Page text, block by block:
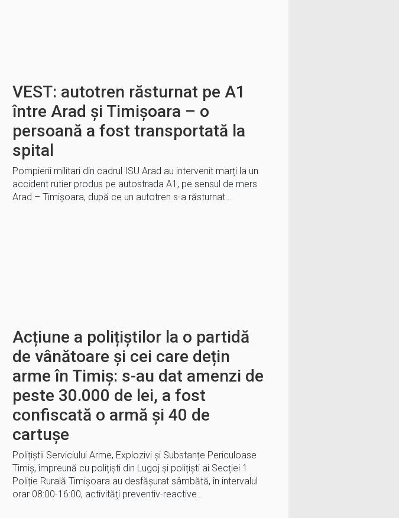
VEST: autotren răsturnat pe A1
între Arad și Timișoara – o
persoană a fost transportată la
spital
Pompierii militari din cadrul ISU Arad au intervenit marți la un
accident rutier produs pe autostrada A1, pe sensul de mers
Arad – Timișoara, după ce un autotren s-a răsturnat….
Acțiune a polițiștilor la o partidă
de vânătoare și cei care dețin
arme în Timiș: s-au dat amenzi de
peste 30.000 de lei, a fost
confiscată o armă și 40 de
cartușe
Polițiștii Serviciului Arme, Explozivi și Substanțe Periculoase
Timiș, împreună cu polițiști din Lugoj și polițiști ai Secției 1
Poliție Rurală Timișoara au desfășurat sâmbătă, în intervalul
orar 08:00-16:00, activități preventiv-reactive…